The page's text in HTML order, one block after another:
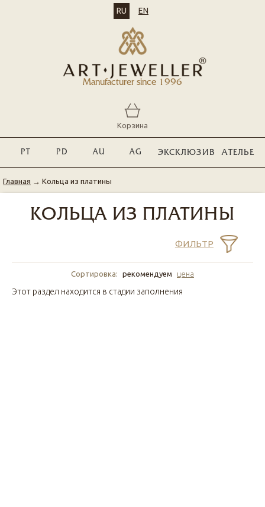
Manufacturer since 1996
RU EN
Корзина
PT PD AU AG ЭКСКЛЮЗИВ АТЕЛЬЕ
Главная → Кольца из платины
КОЛЬЦА ИЗ ПЛАТИНЫ
ФИЛЬТР
Сортировка: рекомендуем цена
Этот раздел находится в стадии заполнения